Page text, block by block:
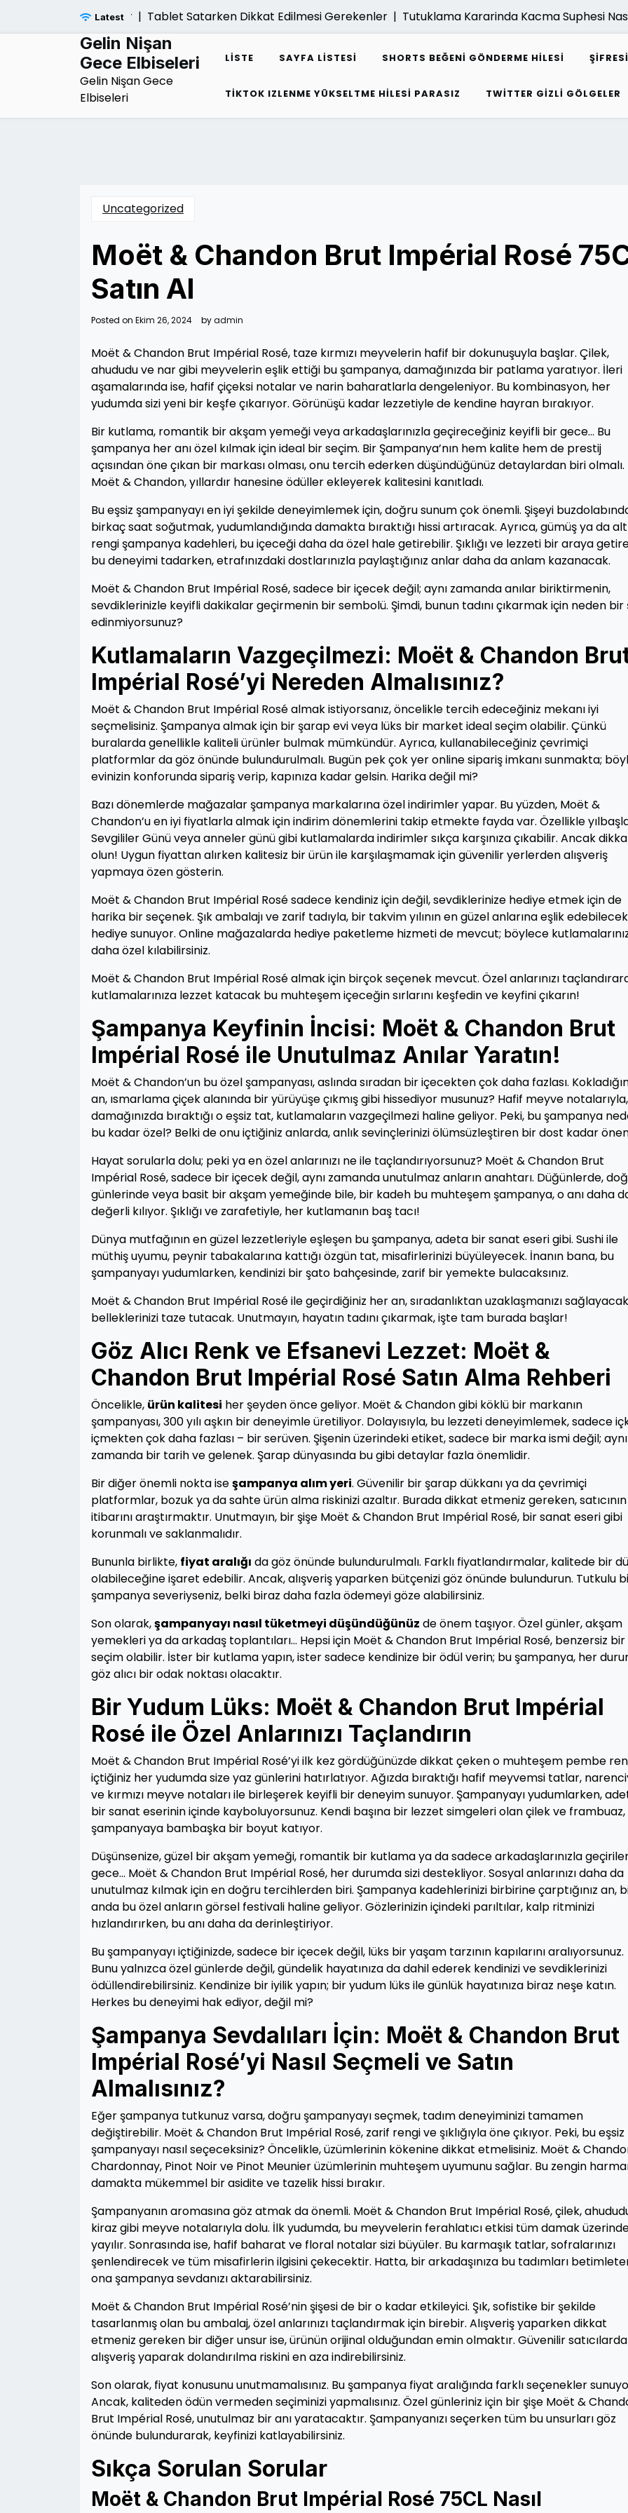
LatestTablet Satarken Dikkat Edilmesi Gerekenler |Tutuklama Kararinda Kacma Suphesi Nasil
Gelin Nişan
Gece Elbiseleri
Gelin Nişan Gece
Elbiseleri
LISTE SAYFA LISTESI SHORTS BEĞENI GÖNDERME HILESI
TIKTOK IZLENME YÜKSELTME HILESI PARASIZ TWITTER GIZLI GÖLGELER
Uncategorized
Moët & Chandon Brut Impérial Rosé
Satın Al
Posted on Ekim 26, 2024 byadmin
Moët & Chandon Brut Impérial Rosé, taze kırmızı meyvelerin hafif bir dokunuşuyla başlar. Çilek,
ahududu ve nar gibi meyvelerin eşlik ettiği bu şampanya, damağınızda bir patlama yaratıyor. İleri
aşamalarında ise, hafif çiçeksi notalar ve narin baharatlarla dengeleniyor. Bu kombinasyon, her
yudumda sizi yeni bir keşfe çıkarıyor. Görünüşü kadar lezzetiyle de kendine hayran bırakıyor.
Bir kutlama, romantik bir akşam yemeği veya arkadaşlarınızla geçireceğiniz keyifli bir gece… Bu
şampanya her anı özel kılmak için ideal bir seçim. Bir Şampanya’nın hem kalite hem de prestij
açısından öne çıkan bir markası olması, onu tercih ederken düşündüğünüz detaylardan biri olmalı.
Moët & Chandon, yıllardır hanesine ödüller ekleyerek kalitesini kanıtladı.
Bu eşsiz şampanyayı en iyi şekilde deneyimlemek için, doğru sunum çok önemli. Şişeyi
birkaç saat soğutmak, yudumlandığında damakta bıraktığı hissi artıracak. Ayrıca, gümüş ya da
rengi şampanya kadehleri, bu içeceği daha da özel hale getirebilir. Şıklığı ve lezzeti bir araya
bu deneyimi tadarken, etrafınızdaki dostlarınızla paylaştığınız anlar daha da anlam kazanacak.
Moët & Chandon Brut Impérial Rosé, sadece bir içecek değil; aynı zamanda anılar biriktirmenin,
sevdiklerinizle keyifli dakikalar geçirmenin bir sembolü. Şimdi, bunun tadını çıkarmak için neden bir
edinmiyorsunuz?
Kutlamaların Vazgeçilmezi: Moët & Chandon
Impérial Rosé’yi Nereden Almalısınız?
Moët & Chandon Brut Impérial Rosé almak istiyorsanız, öncelikle tercih edeceğiniz mekanı iyi
seçmelisiniz. Şampanya almak için bir şarap evi veya lüks bir market ideal seçim olabilir. Çünkü
buralarda genellikle kaliteli ürünler bulmak mümkündür. Ayrıca, kullanabileceğiniz çevrimiçi
platformlar da göz önünde bulundurulmalı. Bugün pek çok yer online sipariş imkanı sunmakta;
evinizin konforunda sipariş verip, kapınıza kadar gelsin. Harika değil mi?
Bazı dönemlerde mağazalar şampanya markalarına özel indirimler yapar. Bu yüzden, Moët &
Chandon’u en iyi fiyatlarla almak için indirim dönemlerini takip etmekte fayda var. Özellikle
Sevgililer Günü veya anneler günü gibi kutlamalarda indirimler sıkça karşınıza çıkabilir. Ancak
olun! Uygun fiyattan alırken kalitesiz bir ürün ile karşılaşmamak için güvenilir yerlerden alışveriş
yapmaya özen gösterin.
Moët & Chandon Brut Impérial Rosé sadece kendiniz için değil, sevdiklerinize hediye etmek için de
harika bir seçenek. Şık ambalajı ve zarif tadıyla, bir takvim yılının en güzel anlarına eşlik
hediye sunuyor. Online mağazalarda hediye paketleme hizmeti de mevcut; böylece
daha özel kılabilirsiniz.
Moët & Chandon Brut Impérial Rosé almak için birçok seçenek mevcut. Özel anlarınızı
kutlamalarınıza lezzet katacak bu muhteşem içeceğin sırlarını keşfedin ve keyfini çıkarın!
Şampanya Keyfinin İncisi: Moët & Chandon Brut
Impérial Rosé ile Unutulmaz Anılar Yaratın!
Moët & Chandon’un bu özel şampanyası, aslında sıradan bir içecekten çok daha fazlası.
an, ısmarlama çiçek alanında bir yürüyüşe çıkmış gibi hissediyor musunuz? Hafif meyve notalarıyla,
damağınızda bıraktığı o eşsiz tat, kutlamaların vazgeçilmezi haline geliyor. Peki, bu şampanya
bu kadar özel? Belki de onu içtiğiniz anlarda, anlık sevinçlerinizi ölümsüzleştiren bir dost kadar
Hayat sorularla dolu; peki ya en özel anlarınızı ne ile taçlandırıyorsunuz? Moët & Chandon Brut
Impérial Rosé, sadece bir içecek değil, aynı zamanda unutulmaz anların anahtarı. Düğünlerde,
günlerinde veya basit bir akşam yemeğinde bile, bir kadeh bu muhteşem şampanya, o anı daha
değerli kılıyor. Şıklığı ve zarafetiyle, her kutlamanın baş tacı!
Dünya mutfağının en güzel lezzetleriyle eşleşen bu şampanya, adeta bir sanat eseri gibi. Sushi ile
müthiş uyumu, peynir tabakalarına kattığı özgün tat, misafirlerinizi büyüleyecek. İnanın bana, bu
şampanyayı yudumlarken, kendinizi bir şato bahçesinde, zarif bir yemekte bulacaksınız.
Moët & Chandon Brut Impérial Rosé ile geçirdiğiniz her an, sıradanlıktan uzaklaşmanızı
belleklerinizi taze tutacak. Unutmayın, hayatın tadını çıkarmak, işte tam burada başlar!
Göz Alıcı Renk ve Efsanevi Lezzet: Moët &
Chandon Brut Impérial Rosé Satın Alma Rehberi
Öncelikle, ürün kalitesi her şeyden önce geliyor. Moët & Chandon gibi köklü bir markanın
şampanyası, 300 yılı aşkın bir deneyimle üretiliyor. Dolayısıyla, bu lezzeti deneyimlemek, sadece
içmekten çok daha fazlası – bir serüven. Şişenin üzerindeki etiket, sadece bir marka ismi değil; aynı
zamanda bir tarih ve gelenek. Şarap dünyasında bu gibi detaylar fazla önemlidir.
Bir diğer önemli nokta iseşampanya alım yeri. Güvenilir bir şarap dükkanı ya da çevrimiçi
platformlar, bozuk ya da sahte ürün alma riskinizi azaltır. Burada dikkat etmeniz gereken, satıcının
itibarını araştırmaktır. Unutmayın, bir şişe Moët & Chandon Brut Impérial Rosé, bir sanat eseri gibi
korunmalı ve saklanmalıdır.
Bununla birlikte, fiyat aralığı da göz önünde bulundurulmalı. Farklı fiyatlandırmalar, kalitede bir
olabileceğine işaret edebilir. Ancak, alışveriş yaparken bütçenizi göz önünde bulundurun. Tutkulu
şampanya severiyseniz, belki biraz daha fazla ödemeyi göze alabilirsiniz.
Son olarak,şampanyayı nasıl tüketmeyi düşündüğünüz de önem taşıyor. Özel günler, akşam
yemekleri ya da arkadaş toplantıları… Hepsi için Moët & Chandon Brut Impérial Rosé, benzersiz bir
seçim olabilir. İster bir kutlama yapın, ister sadece kendinize bir ödül verin; bu şampanya, her
göz alıcı bir odak noktası olacaktır.
Bir Yudum Lüks: Moët & Chandon Brut Impérial
Rosé ile Özel Anlarınızı Taçlandırın
Moët & Chandon Brut Impérial Rosé’yi ilk kez gördüğünüzde dikkat çeken o muhteşem pembe
içtiğiniz her yudumda size yaz günlerini hatırlatıyor. Ağızda bıraktığı hafif meyvemsi tatlar,
ve kırmızı meyve notaları ile birleşerek keyifli bir deneyim sunuyor. Şampanyayı yudumlarken,
bir sanat eserinin içinde kayboluyorsunuz. Kendi başına bir lezzet simgeleri olan çilek ve
şampanyaya bambaşka bir boyut katıyor.
Düşünsenize, güzel bir akşam yemeği, romantik bir kutlama ya da sadece arkadaşlarınızla
gece… Moët & Chandon Brut Impérial Rosé, her durumda sizi destekliyor. Sosyal anlarınızı daha da
unutulmaz kılmak için en doğru tercihlerden biri. Şampanya kadehlerinizi birbirine çarptığınız an,
anda bu özel anların görsel festivali haline geliyor. Gözlerinizin içindeki parıltılar, kalp ritminizi
hızlandırırken, bu anı daha da derinleştiriyor.
Bu şampanyayı içtiğinizde, sadece bir içecek değil, lüks bir yaşam tarzının kapılarını aralıyorsunuz.
Bunu yalnızca özel günlerde değil, gündelik hayatınıza da dahil ederek kendinizi ve sevdiklerinizi
ödüllendirebilirsiniz. Kendinize bir iyilik yapın; bir yudum lüks ile günlük hayatınıza biraz neşe katın.
Herkes bu deneyimi hak ediyor, değil mi?
Şampanya Sevdalıları İçin: Moët & Chandon Brut
Impérial Rosé’yi Nasıl Seçmeli ve Satın
Almalısınız?
Eğer şampanya tutkunuz varsa, doğru şampanyayı seçmek, tadım deneyiminizi tamamen
değiştirebilir. Moët & Chandon Brut Impérial Rosé, zarif rengi ve şıklığıyla öne çıkıyor. Peki, bu eşsiz
şampanyayı nasıl seçeceksiniz? Öncelikle, üzümlerinin kökenine dikkat etmelisiniz. Moët &
Chardonnay, Pinot Noir ve Pinot Meunier üzümlerinin muhteşem uyumunu sağlar. Bu zengin
damakta mükemmel bir asidite ve tazelik hissi bırakır.
Şampanyanın aromasına göz atmak da önemli. Moët & Chandon Brut Impérial Rosé, çilek,
kiraz gibi meyve notalarıyla dolu. İlk yudumda, bu meyvelerin ferahlatıcı etkisi tüm damak
yayılır. Sonrasında ise, hafif baharat ve floral notalar sizi büyüler. Bu karmaşık tatlar, sofralarınızı
şenlendirecek ve tüm misafirlerin ilgisini çekecektir. Hatta, bir arkadaşınıza bu tadımları
ona şampanya sevdanızı aktarabilirsiniz.
Moët & Chandon Brut Impérial Rosé’nin şişesi de bir o kadar etkileyici. Şık, sofistike bir şekilde
tasarlanmış olan bu ambalaj, özel anlarınızı taçlandırmak için birebir. Alışveriş yaparken dikkat
etmeniz gereken bir diğer unsur ise, ürünün orijinal olduğundan emin olmaktır. Güvenilir
alışveriş yaparak dolandırılma riskini en aza indirebilirsiniz.
Son olarak, fiyat konusunu unutmamalısınız. Bu şampanya fiyat aralığında farklı seçenekler
Ancak, kaliteden ödün vermeden seçiminizi yapmalısınız. Özel günleriniz için bir şişe Moët &
Brut Impérial Rosé, unutulmaz bir anı yaratacaktır. Şampanyanızı seçerken tüm bu unsurları göz
önünde bulundurarak, keyfinizi katlayabilirsiniz.
Sıkça Sorulan Sorular
Moët & Chandon Brut Impérial Rosé 75CL Nasıl